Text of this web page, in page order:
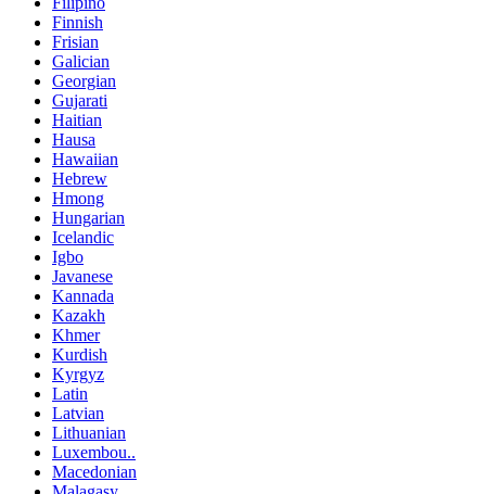
Finnish
Frisian
Galician
Georgian
Gujarati
Haitian
Hausa
Hawaiian
Hebrew
Hmong
Hungarian
Icelandic
Igbo
Javanese
Kannada
Kazakh
Khmer
Kurdish
Kyrgyz
Latin
Latvian
Lithuanian
Luxembou..
Macedonian